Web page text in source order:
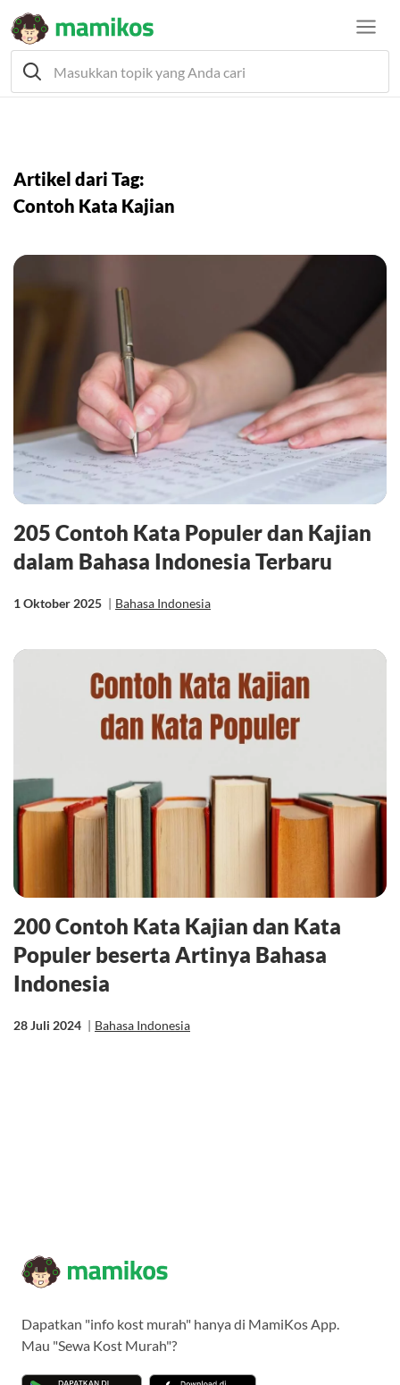
Artikel dari Tag:
Contoh Kata Kajian
205 Contoh Kata Populer dan Kajian
dalam Bahasa Indonesia Terbaru
1 Oktober 2025 | Bahasa Indonesia
200 Contoh Kata Kajian dan Kata
Populer beserta Artinya Bahasa
Indonesia
28 Juli 2024 | Bahasa Indonesia
Dapatkan "info kost murah" hanya di MamiKos App.
Mau "Sewa Kost Murah"?